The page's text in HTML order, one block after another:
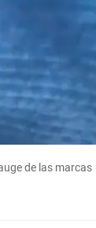
de las marcas